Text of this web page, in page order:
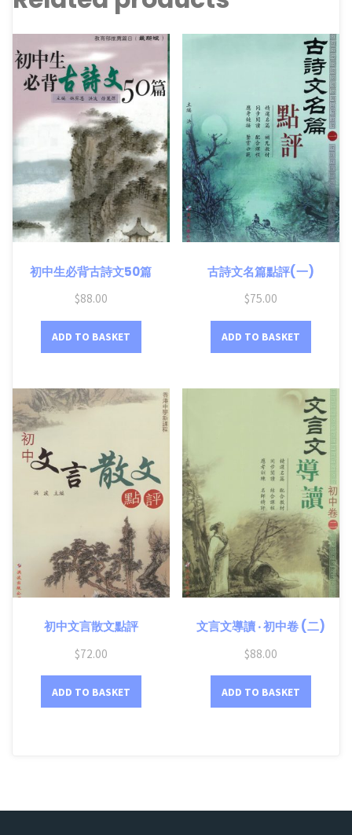
初中生必背古詩文50篇
$88.00
ADD TO BASKET
古詩文名篇點評(一)
$75.00
ADD TO BASKET
初中文言散文點評
$72.00
ADD TO BASKET
文言文導讀 ‧ 初中卷 (二)
$88.00
ADD TO BASKET